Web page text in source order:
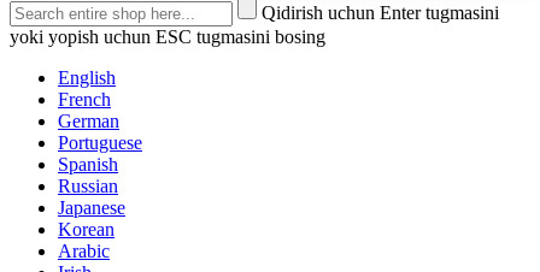
Qidirish uchun Enter tugmasini
yoki yopish uchun ESC tugmasini bosing
English
French
German
Portuguese
Spanish
Russian
Japanese
Korean
Arabic